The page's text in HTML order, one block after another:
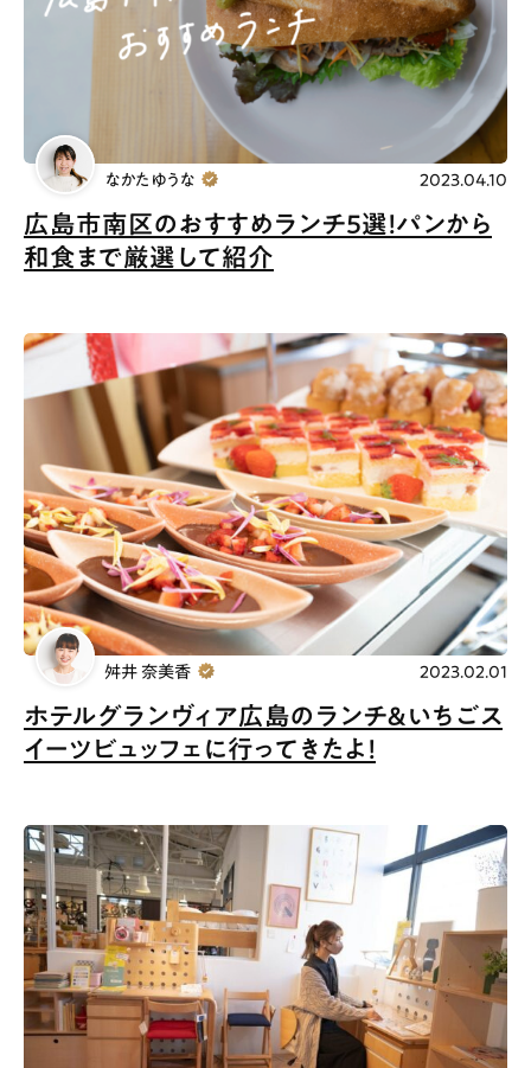
広島市南区のおすすめランチ5選！パンから
和食まで厳選して紹介
なかたゆうな 2023.04.10
ホテルグランヴィア広島のランチ＆いちごス
イーツビュッフェに行ってきたよ！
舛井 奈美香 2023.02.01